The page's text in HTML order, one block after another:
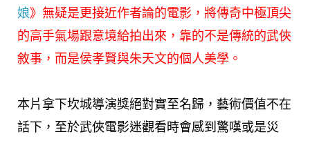
娘》無疑是更接近作者論的電影，將傳奇中極頂尖
的高手氣場跟意境給拍出來，靠的不是傳統的武俠
敘事，而是侯孝賢與朱天文的個人美學。
本片拿下坎城導演獎絕對實至名歸，藝術價值不在
話下，至於武俠電影迷觀看時會感到驚嘆或是災